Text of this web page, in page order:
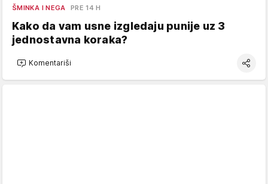
ŠMINKA I NEGA PRE 14 H
Kako da vam usne izgledaju punije uz 3
jednostavna koraka?
Komentariši